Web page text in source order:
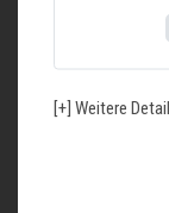
[+] Weitere